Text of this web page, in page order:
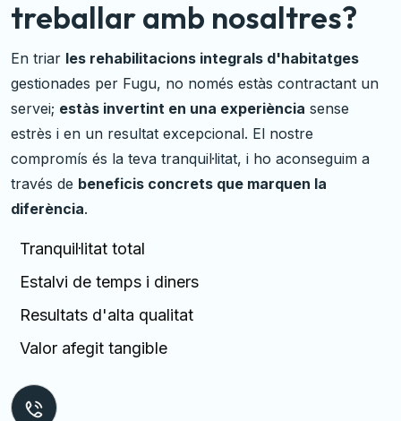
treballar amb nosaltres?
En triar les rehabilitacions integrals d'habitatges
gestionades per Fugu, no només estàs contractant un
servei; estàs invertint en una experiència sense
estrès i en un resultat excepcional. El nostre
compromís és la teva tranquil·litat, i ho aconseguim a
través de beneficis concrets que marquen la
diferència.
Tranquil·litat total
Estalvi de temps i diners
Resultats d'alta qualitat
Valor afegit tangible